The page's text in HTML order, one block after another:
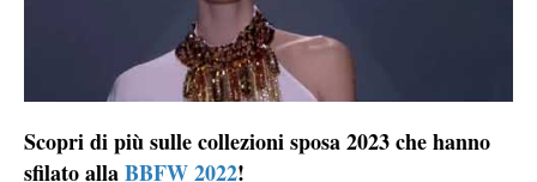
Scopri di più sulle collezioni sposa 2023 che hanno
sfilato allaBBFW 2022!